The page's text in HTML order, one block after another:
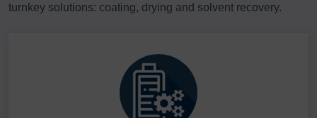
turnkey solutions: coating, drying and solvent recovery.